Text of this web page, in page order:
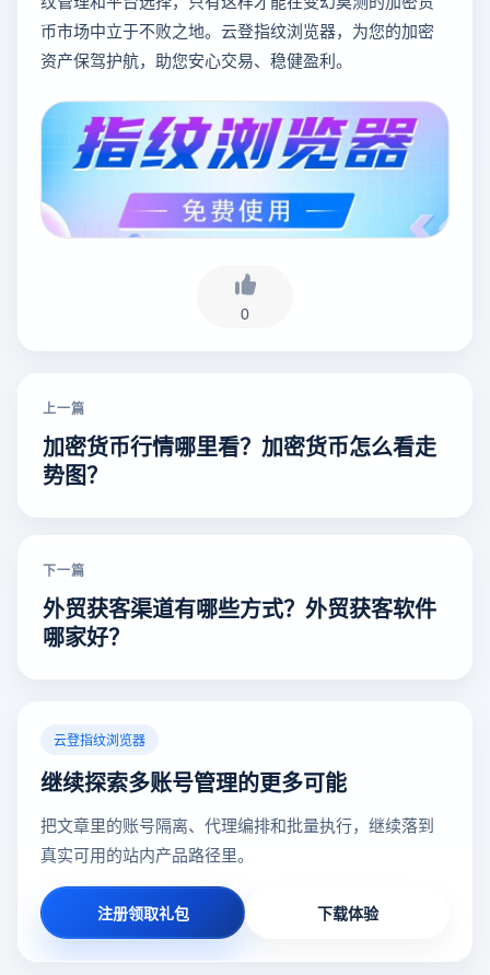
币市场中立于不败之地。云登指纹浏览器，为您的加密
资产保驾护航，助您安心交易、稳健盈利。
0
上一篇
加密货币行情哪里看？加密货币怎么看走
势图？
下一篇
外贸获客渠道有哪些方式？外贸获客软件
哪家好？
云登指纹浏览器
继续探索多账号管理的更多可能
把文章里的账号隔离、代理编排和批量执行，继续落到
真实可用的站内产品路径里。
注册领取礼包 下载体验